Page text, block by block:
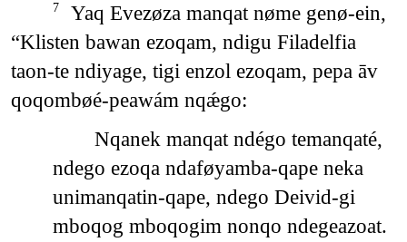
7
Yaq Evezøza manqat nøme genø-ein,
“Klisten bawan ezoqam, ndigu Filadelfia
taon-te ndiyage, tigi enzol ezoqam, pepa āv
qoqombøé-peawám nqǽgo:
Nqanek manqat ndégo temanqaté,
ndego ezoqa ndaføyamba-qape neka
unimanqatin-qape, ndego Deivid-gi
mboqog mboqogim nonqo ndegeazoat.